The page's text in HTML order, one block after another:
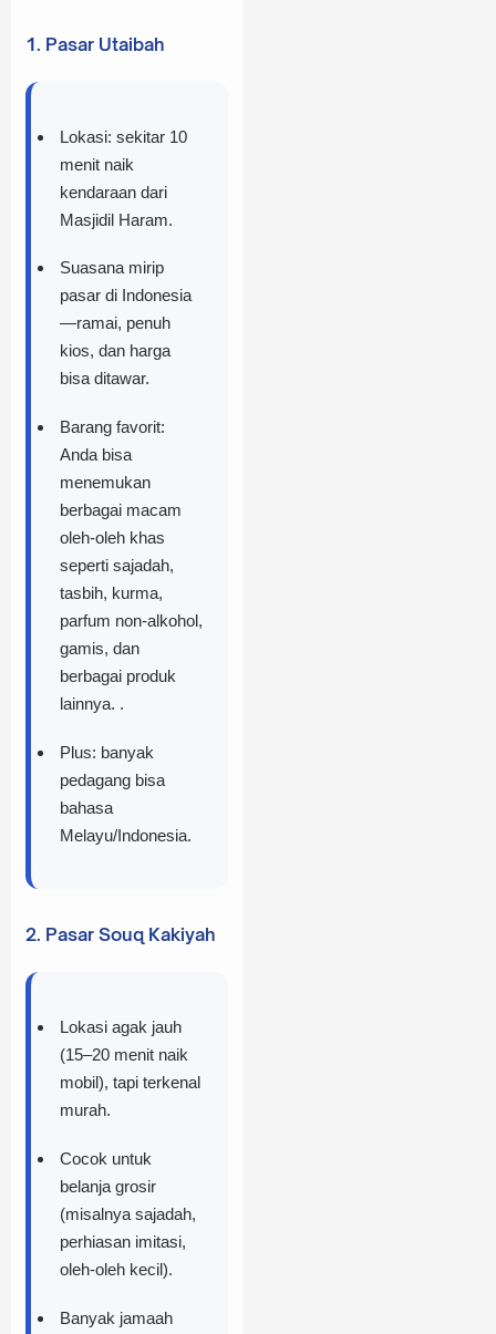
1. Pasar Utaibah
Lokasi: sekitar 10
menit naik
kendaraan dari
Masjidil Haram.
Suasana mirip
pasar di Indonesia
—ramai, penuh
kios, dan harga
bisa ditawar.
Barang favorit:
Anda bisa
menemukan
berbagai macam
oleh-oleh khas
seperti sajadah,
tasbih, kurma,
parfum non-alkohol,
gamis, dan
berbagai produk
lainnya. .
Plus: banyak
pedagang bisa
bahasa
Melayu/Indonesia.
2. Pasar Souq Kakiyah
Lokasi agak jauh
(15–20 menit naik
mobil), tapi terkenal
murah.
Cocok untuk
belanja grosir
(misalnya sajadah,
perhiasan imitasi,
oleh-oleh kecil).
Banyak jamaah